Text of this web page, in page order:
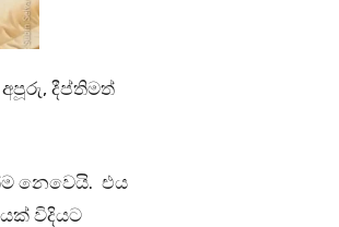
දීප්තිමත්
නෙවෙයි. එය
විදියට